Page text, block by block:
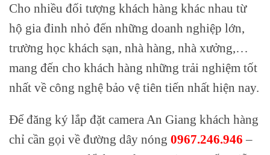
Cho nhiều đối tượng khách hàng khác nhau từ
hộ gia đinh nhỏ đến những doanh nghiệp lớn,
trường học khách sạn, nhà hàng, nhà xưởng,…
mang đến cho khách hàng những trải nghiệm tốt
nhất về công nghệ bảo vệ tiên tiến nhất hiện nay.
Để đăng ký lắp đặt camera An Giang khách hàng
chỉ cần gọi về đường dây nóng 0967.246.946 –